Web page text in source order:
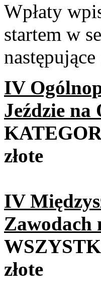
Wpłaty
startem w
IV
Jeździe
złote
IV
Zawodach
złote